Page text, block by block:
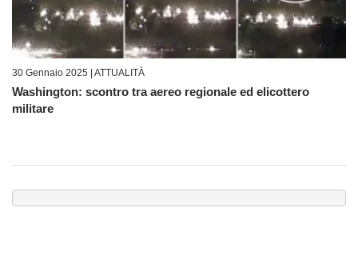
30 Gennaio 2025 | ATTUALITÀ
Washington: scontro tra aereo regionale ed elicottero
militare